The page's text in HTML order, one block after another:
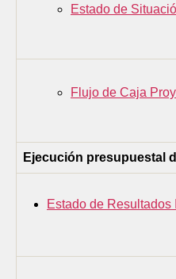
Estado de
Flujo de Caja
Ejecución presupuestal
Estado de Resultados